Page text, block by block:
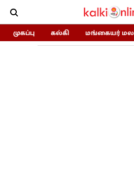
முகப்பு கல்கி மங்கையர்